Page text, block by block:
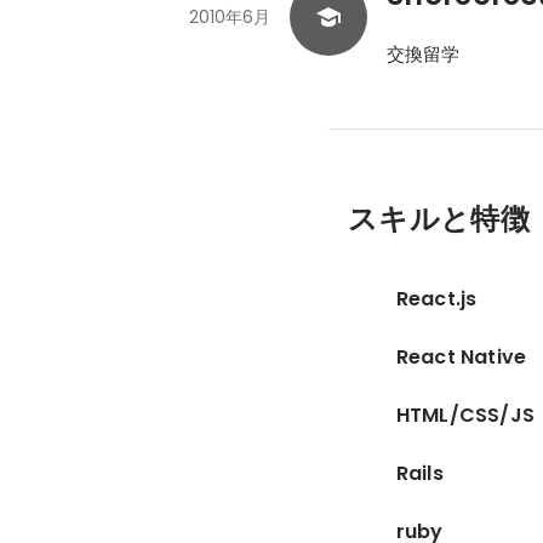
2010年6月
交換留学
スキルと特徴
React.js
React Native
HTML/CSS/JS
Rails
ruby